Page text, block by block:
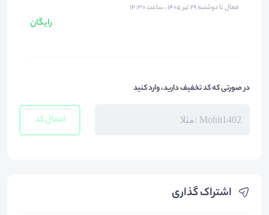
اشتراک گذاری
فعال تا دوشنبه ۲۹ تیر ۱۴۰۵ ، ساعت ۱۴:۳۰
رایگان
در صورتی که کد تخفیف دارید، وارد کنید
اعمال کد